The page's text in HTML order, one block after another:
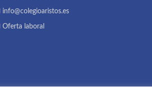
info@colegioaristos.es
Oferta laboral